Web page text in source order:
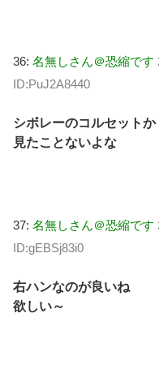
36: 名無しさん＠恐縮です
ID:PuJ2A8440
シボレーのコルセットか
見たことないよな
37: 名無しさん＠恐縮です
ID:gEBSj83i0
右ハンなのが良いね
欲しい～